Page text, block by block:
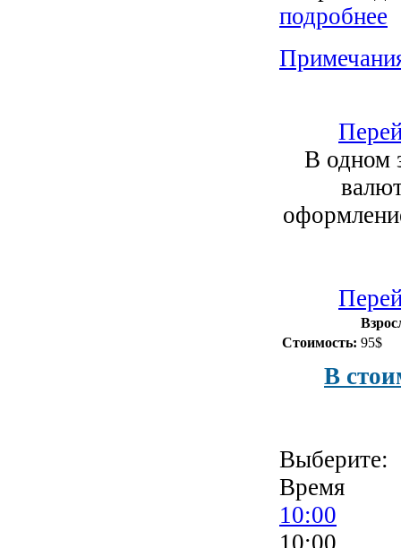
подробнее
В одном
Стоимость: 95$
В
Выберите:
Время
10:00
10:00